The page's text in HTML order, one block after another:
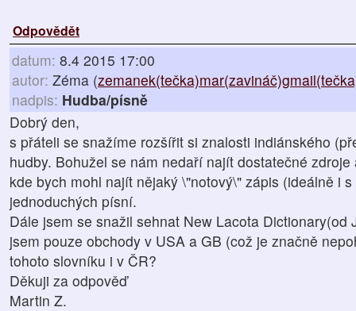
Odpovědět
datum: 8.4 2015 17:00
autor: Zéma (
nadpis: Hudba/písně
Dobrý den,
s přáteli se snažíme rozšířit si znalosti indiánského
hudby. Bohužel se nám nedaří najít dostatečné
kde bych mohl najít nějaký \"notový\" zápis (ideálně i
jednoduchých písní.
Dále jsem se snažil sehnat New Lacota Dictionary(od
jsem pouze obchody v USA a GB (což je značně
tohoto slovníku i v ČR?
Děkuji za odpověď
Martin Z.